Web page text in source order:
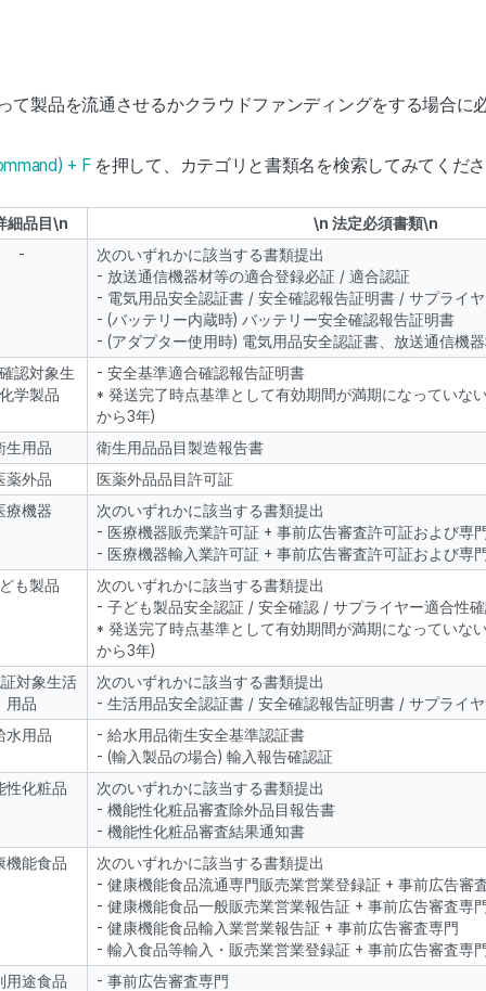
て製品を流通させるかクラウドファンディングをする場合に
+ F を押して、カテゴリと書類名を検索してみてくだ
細品目\n
\n 法定必須書類\n
-
次のいずれかに該当する書類提出
- 放送通信機器材等の適合登録必証 / 適合認証
- 電気用品安全認証書 / 安全確認報告証明書 / サプライ
- (バッテリー内蔵時) バッテリー安全確認報告証明書
- (アダプター使用時) 電気用品安全認証書、放送通信機
認対象生
学製品
- 安全基準適合確認報告証明書
* 発送完了時点基準として有効期間が満期になっていな
から3年)
生用品
衛生用品品目製造報告書
薬外品
医薬外品品目許可証
療機器
次のいずれかに該当する書類提出
- 医療機器販売業許可証 + 事前広告審査許可証および専
- 医療機器輸入業許可証 + 事前広告審査許可証および専
も製品
次のいずれかに該当する書類提出
- 子ども製品安全認証 / 安全確認 / サプライヤー適合性
* 発送完了時点基準として有効期間が満期になっていな
から3年)
対象生活
用品
次のいずれかに該当する書類提出
- 生活用品安全認証書 / 安全確認報告証明書 / サプライ
水用品
- 給水用品衛生安全基準認証書
- (輸入製品の場合) 輸入報告確認証
性化粧品
次のいずれかに該当する書類提出
- 機能性化粧品審査除外品目報告書
- 機能性化粧品審査結果通知書
機能食品
次のいずれかに該当する書類提出
- 健康機能食品流通専門販売業営業登録証 + 事前広告審
- 健康機能食品一般販売業営業報告証 + 事前広告審査専
- 健康機能食品輸入業営業報告証 + 事前広告審査専門
- 輸入食品等輸入・販売業営業登録証 + 事前広告審査専
用途食品
- 事前広告審査専門